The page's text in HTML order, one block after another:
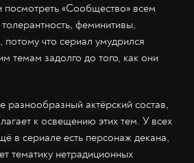
«Сообщество» всем
феминитивы,
потому что сериал умудрился
темам задолго до того, как они
разнообразный актёрский состав,
к освещению этих тем. У всех
в сериале есть персонаж декана,
тематику нетрадиционных